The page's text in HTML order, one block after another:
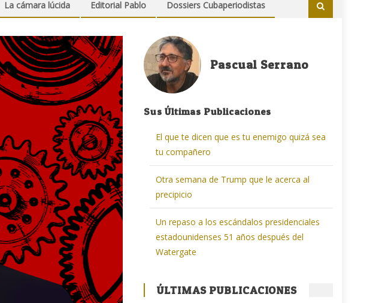
La cámara lúcida Editorial Pablo Dossiers Cubaperiodistas
Pascual Serrano
Sus Últimas Publicaciones
El que te dicen que es tu enemigo quizá sea
tu compañero
Otra semana de Trump que le acerca al
precipicio
Un repaso a los escándalos presidenciales
estadounidenses 51 años después del
Watergate
ÚLTIMAS PUBLICACIONES